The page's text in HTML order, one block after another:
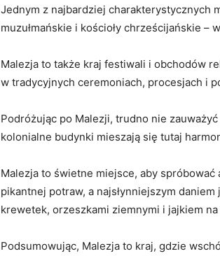
Jednym z ​najbardziej charakterystycznych
muzułmańskie i kościoły chrześcijańskie⁣ –
Malezja to także kraj festiwali i⁣ obchodów
‌w tradycyjnych ceremoniach, procesjach‍ i
Podróżując po ⁣Malezji, trudno nie
kolonialne budynki mieszają się tutaj⁤
Malezja ⁣to świetne miejsce, aby
pikantnej potraw, a najsłynniejszym
krewetek, orzeszkami ziemnymi i ‌jajkiem
Podsumowując, Malezja to kraj,⁣ gdzie